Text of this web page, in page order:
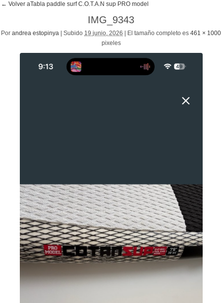
← Volver aTabla paddle surf C.O.T.A.N sup PRO model
IMG_9343
Por andrea estopinya Subido 19 junio, 2026 El tamaño completo es 461 × 1000
pixeles